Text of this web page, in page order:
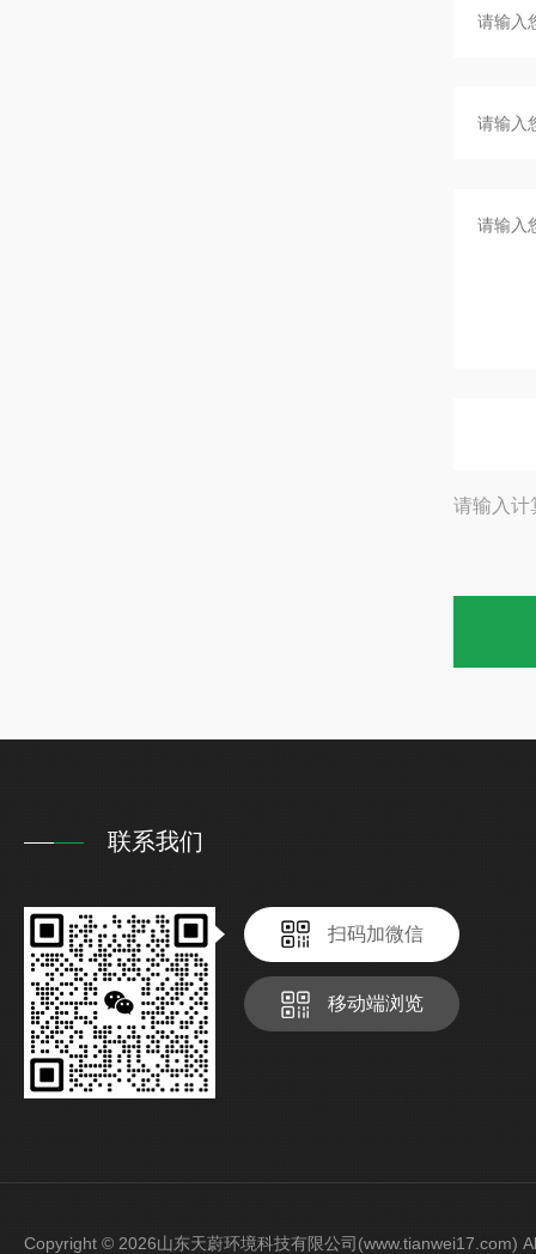
请输入计
联系我们
扫码加微信
移动端浏览
Copyright © 2026山东天蔚环境科技有限公司(www.tianwei17.com)